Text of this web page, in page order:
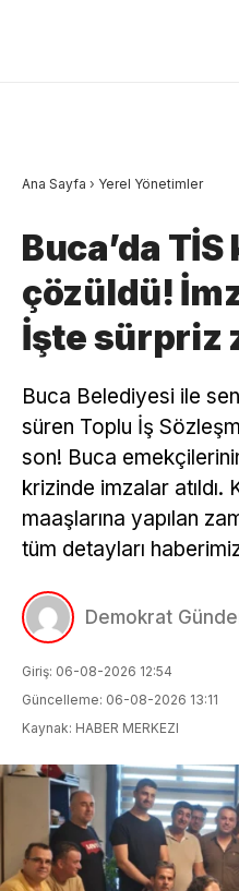
Ana Sayfa › Yerel Yönetimler
Buca’da
çözüldü!
İşte sürpriz
Buca Belediyesi ile
süren Toplu İş
son! Buca
krizinde imzalar atıldı.
maaşlarına yapılan
tüm detayları
Demokrat
Giriş: 06-08-2026 12:54
Güncelleme: 06-08-2026 13:11
Kaynak: HABER MERKEZI